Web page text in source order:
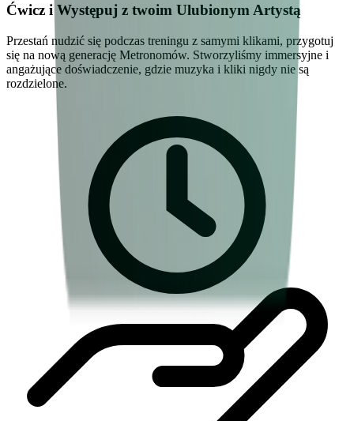
Ćwicz i Występuj z twoim Ulubionym Artystą
Przestań nudzić się podczas treningu z samymi klikami, przygotuj
się na nową generację Metronomów. Stworzyliśmy immersyjne i
angażujące doświadczenie, gdzie muzyka i kliki nigdy nie są
rozdzielone.